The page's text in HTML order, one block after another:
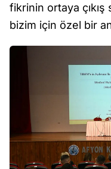
fikrinin ortaya
bizim için özel bir